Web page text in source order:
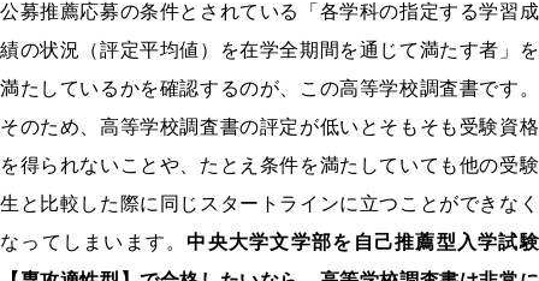
公募推薦応募の条件とされている「各学科の指定する学習成
績の状況（評定平均値）を在学全期間を通じて満たす者」を
満たしているかを確認するのが、この高等学校調査書です。
そのため、高等学校調査書の評定が低いとそもそも受験資格
を得られないことや、たとえ条件を満たしていても他の受験
生と比較した際に同じスタートラインに立つことができなく
なってしまいます。中央大学文学部を自己推薦型入学試験